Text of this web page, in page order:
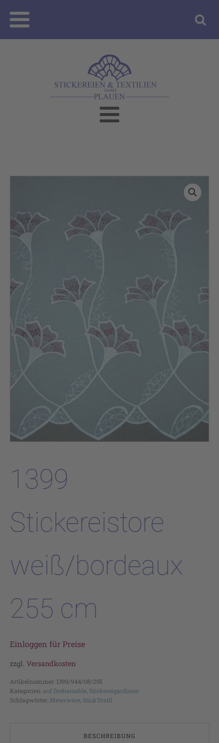
1399
Stickereistore
weiß/bordeaux
255 cm
Einloggen für Preise
zzgl. Versandkosten
Artikelnummer: 1399/944/08/255
Kategorien: auf Drehersable Stickereigardinen
Schlagwörter: Meterware StickTextil
BESCHREIBUNG